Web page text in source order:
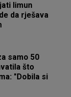
limun
da rješava
samo 50
što
"Dobila si